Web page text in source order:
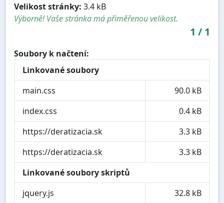
Velikost stránky: 3.4 kB
Výborně! Vaše stránka má přiměřenou velikost.
1 / 1
Soubory k načtení:
Linkované soubory
main.css
90.0 kB
index.css
0.4 kB
https://deratizacia.sk
3.3 kB
https://deratizacia.sk
3.3 kB
Linkované soubory skriptů
jquery.js
32.8 kB